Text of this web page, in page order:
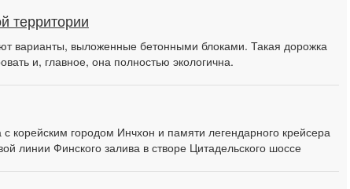
территории
варианты, выложенные бетонными блоками. Такая дорожка
и, главное, она полностью экологична.
корейским городом Инчхон и памяти легендарного крейсера
линии Финского залива в створе Цитадельского шоссе